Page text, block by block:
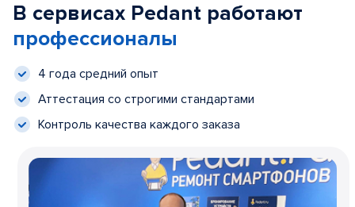
В сервисах Pedant работают
профессионалы
4 года средний опыт
Аттестация со строгими стандартами
Контроль качества каждого заказа